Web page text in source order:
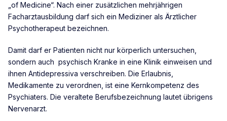
„of Medicine“. Nach einer zusätzlichen mehrjährigen
Facharztausbildung darf sich ein Mediziner als Ärztlicher
Psychotherapeut bezeichnen.
Damit darf er Patienten nicht nur körperlich untersuchen,
sondern auch psychisch Kranke in eine Klinik einweisen und
ihnen Antidepressiva verschreiben. Die Erlaubnis,
Medikamente zu verordnen, ist eine Kernkompetenz des
Psychiaters. Die veraltete Berufsbezeichnung lautet übrigens
Nervenarzt.